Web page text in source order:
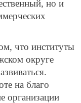
но и
что институты
округе
на благо
организации